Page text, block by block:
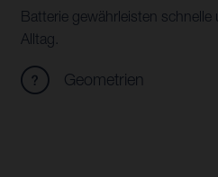
Batterie gewährleisten schnelle
Alltag.
Geometrien